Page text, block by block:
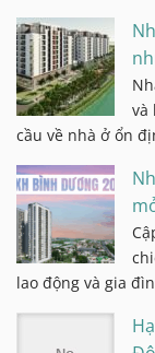
và
cầu về nhà ở ổn
lao động và gia